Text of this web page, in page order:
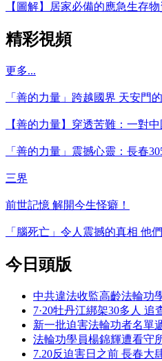
【圖解】居家必備的應急生存
精彩視頻
更多...
「善的力量」跨越國界 天安門
【善的力量】穿透苦難：一對
「善的力量」震撼心靈：長春
三界
前世記憶 解開今生怪癖！
「腦死亡」令人震撼的真相 他
今日頭版
中共違法收監高齡法輪功
7·20牡丹江綁架30多人 追
新一批迫害法輪功者名單
法輪功學員楊錦輝遭看守
7.20反迫害日之前 長春大